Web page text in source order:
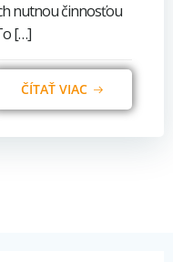
nutnou činnosťou
[…]
ČÍTAŤ VIAC